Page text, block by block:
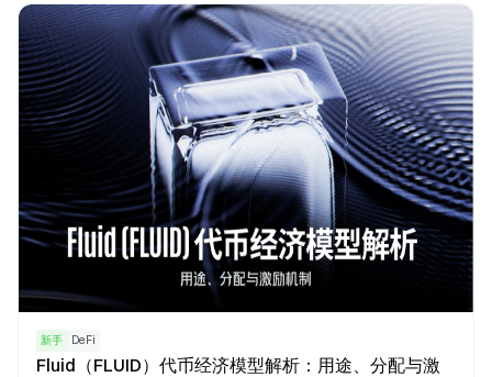
新手 DeFi
Fluid（FLUID）代币经济模型解析：用途、分配与激